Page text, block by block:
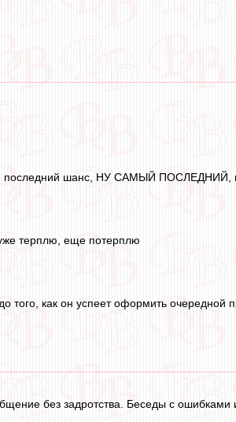
последний шанс, НУ САМЫЙ ПОСЛЕДНИЙ,
терплю, еще потерплю
того, как он успеет оформить очередной
без задротства. Беседы с ошибками